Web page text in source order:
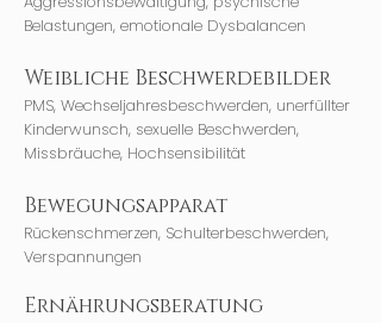
Belastungen, emotionale Dysbalancen
Weibliche Beschwerdebilder
​PMS, Wechseljahresbeschwerden, unerfüllter
Kinderwunsch, sexuelle Beschwerden,
Missbräuche, Hochsensibilität
Bewegungsapparat
Rückenschmerzen, Schulterbeschwerden,
Verspannungen
Ernährungsberatung